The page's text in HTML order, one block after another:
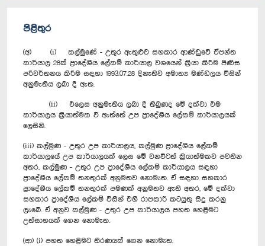
පිළිතුර
(අ) (i) කල්මුණේ - උතුර ඇතුළුව සහකාර ආණ්ඩුවේ ඒජන්ත
කාර්යාල 28ක් ප්‍රාදේශීය ලේකම් කාර්යාල වශයෙන් ක්‍රියා කිරීම පිණිස
පරිවර්තනය කිරීම සඳහා 1993.07.28 දිනැතිව අමාත්‍ය මණ්ඩලය විසින්
අනුමැතිය ලබා දී ඇත.
(ii) එලෙස අනුමැතිය ලබා දී තිබුණද මේ දක්වා එම
කාර්යාලය ක්‍රියාත්මක වී ඇත්තේ උප ප්‍රාදේශීය ලේකම් කාර්යාලයක්
ලෙසිනි.
(iii) කල්මුණ - උතුර උප කාර්යාලය, කල්මුණ ප්‍රාදේශීය ලේකම්
කාර්යාලයේ උප කාර්යාලයක් ලෙස මේ වනවිටත් ක්‍රියාත්මකව පවතින
අතර, කල්මුණ - උතුර උප ප්‍රාදේශීය ලේකම් කාර්යාලය සඳහා
ප්‍රාදේශීය ලේකම් තනතුරක් අනුමතව නොමැත. ඒ සඳහා සහකාර
ප්‍රාදේශීය ලේකම් තනතුරක් පමණක් අනුමතව ඇති අතර, මේ දක්වා
සහකාර ප්‍රාදේශීය ලේකම් විසින් එහි රාජකාරි කටයුතු සිදු කරනු
ලැබේ. ඒ අනුව කල්මුණ - උතුර උප කාර්යාලය පහත හෙළීමට
උත්සාහයක් ගෙන නොමැත.
(ආ) (i) පහත හෙළීමට තීරණයක් ගෙන නොමැත.